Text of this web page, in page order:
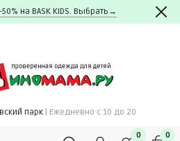
на BASK KIDS. Выбрать→
парк | Ежедневно c 10 до 20
0 0